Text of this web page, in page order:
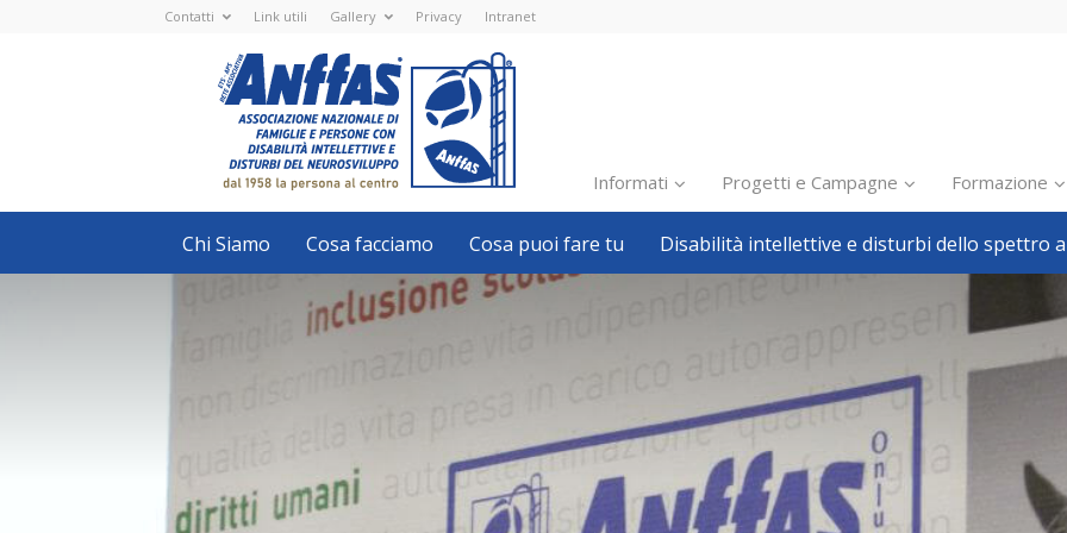
Contatti Link utili Gallery Privacy Intranet
Nazionale
ETS
-
APS
Associazione
Nazionale
di
Famiglie
e
con
disabilità
intellettive
neurosviluppo
Informati
Inclusione scolastica
Inclusione lavorativa
Politiche sociali
Pillole
Formazione
Avvisi, bandi
Welfare locale
Progetti e Campagne Formazione
Chi Siamo Cosa facciamo Cosa puoi fare tu Disabilità intellettive e disturbi dello spettro